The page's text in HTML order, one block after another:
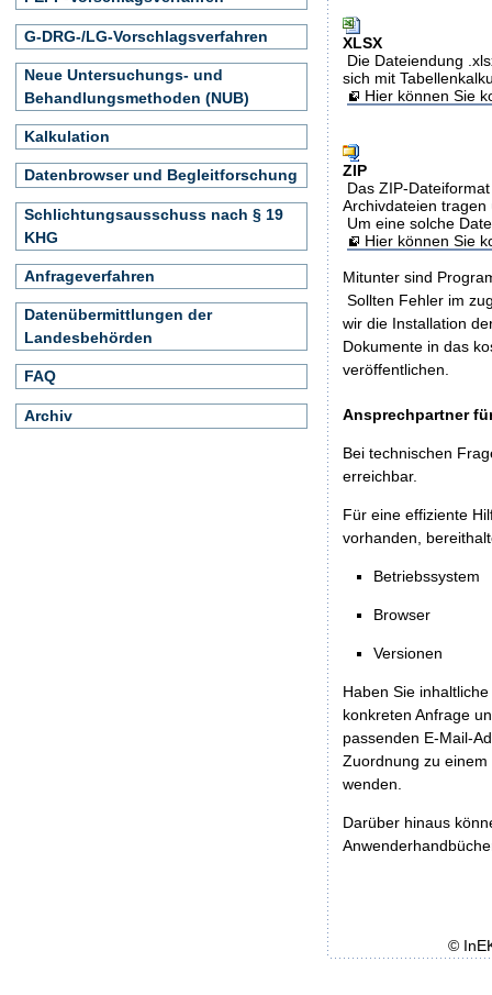
XLSX
Die Dateiendung
sich mit
Hier können Sie
ZIP
Das ZIP-
Archivdateien
Um eine solche
Hier können Sie
Mitunter sind
Sollten Fehler im
wir die Installation
Dokumente in das
veröffentlichen.
Ansprechpartner
Bei technischen
erreichbar.
Für eine effiziente
vorhanden,
Betriebssystem
Browser
Versionen
Haben Sie
konkreten Anfrage
passenden E-Mail-
Zuordnung zu
wenden.
Darüber hinaus
G-DRG-/LG-Vorschlagsverfahren
Neue Untersuchungs- und
Behandlungsmethoden (NUB)
Kalkulation
Datenbrowser und Begleitforschung
Schlichtungsausschuss nach § 19
KHG
Anfrageverfahren
Datenübermittlungen der
Landesbehörden
FAQ
Archiv
©